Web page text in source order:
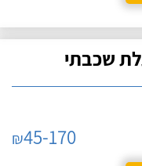
שכבתי
₪45-170